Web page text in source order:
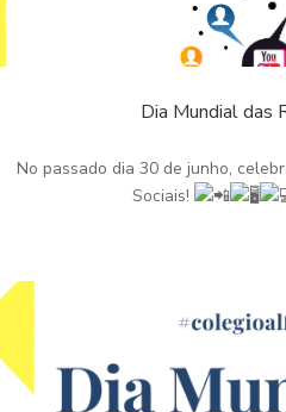
Dia Mundial das
No passado dia 30 de junho,
Sociais!